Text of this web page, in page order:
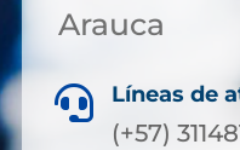
Arauca
 Líneas de
(+57)